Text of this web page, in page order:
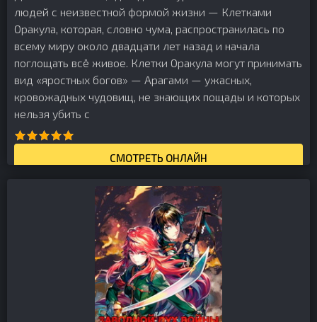
людей с неизвестной формой жизни — Клетками
Оракула, которая, словно чума, распространилась по
всему миру около двадцати лет назад и начала
поглощать всё живое. Клетки Оракула могут принимать
вид «яростных богов» — Арагами — ужасных,
кровожадных чудовищ, не знающих пощады и которых
нельзя убить с
СМОТРЕТЬ ОНЛАЙН